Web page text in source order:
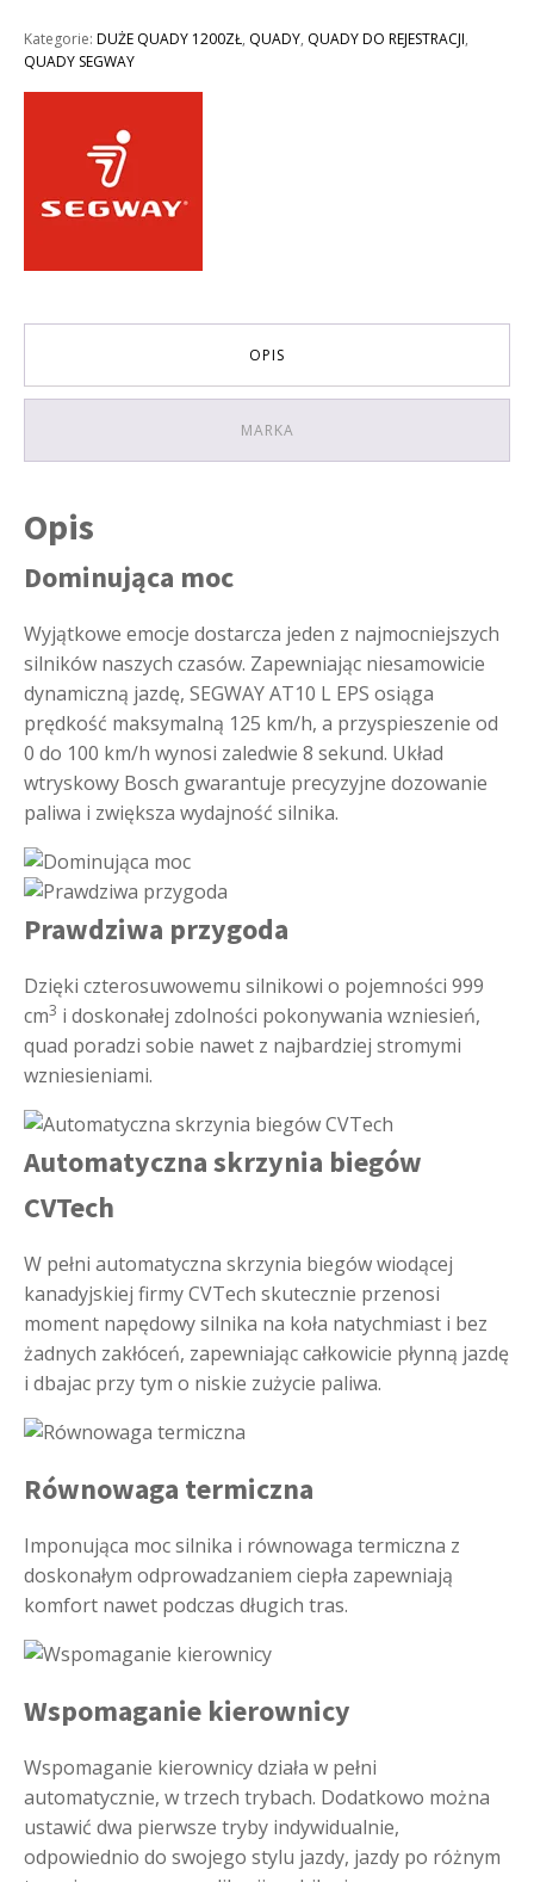
SNARLER
AT10
L
rejestracji,
PIASKOWY
Kategorie: DUŻE QUADY 1200ZŁ, QUADY, QUADY DO REJESTRACJI,
QUADY SEGWAY
OPIS
MARKA
Opis
Dominująca moc
Wyjątkowe emocje dostarcza jeden z najmocniejszych
silników naszych czasów. Zapewniając niesamowicie
dynamiczną jazdę, SEGWAY AT10 L EPS osiąga
prędkość maksymalną 125 km/h, a przyspieszenie od
0 do 100 km/h wynosi zaledwie 8 sekund. Układ
wtryskowy Bosch gwarantuje precyzyjne dozowanie
paliwa i zwiększa wydajność silnika.
Prawdziwa przygoda
Dzięki czterosuwowemu silnikowi o pojemności 999
cm3 i doskonałej zdolności pokonywania wzniesień,
quad poradzi sobie nawet z najbardziej stromymi
wzniesieniami.
Automatyczna skrzynia biegów
CVTech
W pełni automatyczna skrzynia biegów wiodącej
kanadyjskiej firmy CVTech skutecznie przenosi
moment napędowy silnika na koła natychmiast i bez
żadnych zakłóceń, zapewniając całkowicie płynną jazdę
i dbajac przy tym o niskie zużycie paliwa.
Równowaga termiczna
Imponująca moc silnika i równowaga termiczna z
doskonałym odprowadzaniem ciepła zapewniają
komfort nawet podczas długich tras.
Wspomaganie kierownicy
Wspomaganie kierownicy działa w pełni
automatycznie, w trzech trybach. Dodatkowo można
ustawić dwa pierwsze tryby indywidualnie,
odpowiednio do swojego stylu jazdy, jazdy po różnym